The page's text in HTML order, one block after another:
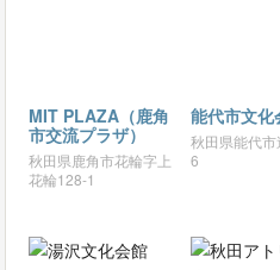
MIT PLAZA（鹿角
市交流プラザ）
秋田県鹿角市花輪字上
花輪128-1
能代市文化
秋田県能代
6